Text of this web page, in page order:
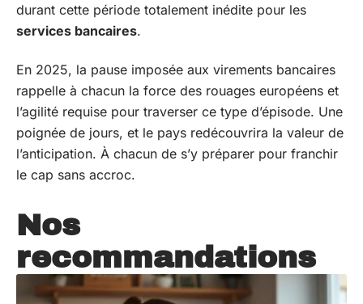
durant cette période totalement inédite pour les
services bancaires.
En 2025, la pause imposée aux virements bancaires
rappelle à chacun la force des rouages européens et
l’agilité requise pour traverser ce type d’épisode. Une
poignée de jours, et le pays redécouvrira la valeur de
l’anticipation. À chacun de s’y préparer pour franchir
le cap sans accroc.
Nos
recommandations